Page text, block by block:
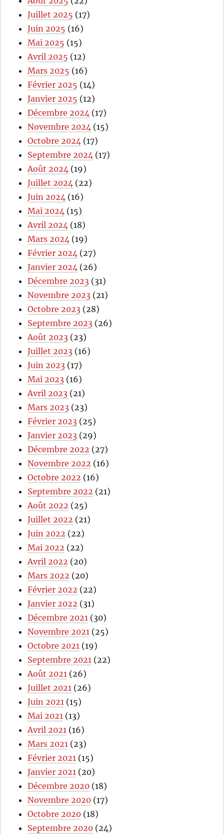
Juillet 2025 (17)
Juin 2025 (16)
Mai 2025 (15)
Avril 2025 (12)
Mars 2025 (16)
Février 2025 (14)
Janvier 2025 (12)
Décembre 2024 (17)
Novembre 2024 (15)
Octobre 2024 (17)
Septembre 2024 (17)
Août 2024 (19)
Juillet 2024 (22)
Juin 2024 (16)
Mai 2024 (15)
Avril 2024 (18)
Mars 2024 (19)
Février 2024 (27)
Janvier 2024 (26)
Décembre 2023 (31)
Novembre 2023 (21)
Octobre 2023 (28)
Septembre 2023 (26)
Août 2023 (23)
Juillet 2023 (16)
Juin 2023 (17)
Mai 2023 (16)
Avril 2023 (21)
Mars 2023 (23)
Février 2023 (25)
Janvier 2023 (29)
Décembre 2022 (27)
Novembre 2022 (16)
Octobre 2022 (16)
Septembre 2022 (21)
Août 2022 (25)
Juillet 2022 (21)
Juin 2022 (22)
Mai 2022 (22)
Avril 2022 (20)
Mars 2022 (20)
Février 2022 (22)
Janvier 2022 (31)
Décembre 2021 (30)
Novembre 2021 (25)
Octobre 2021 (19)
Septembre 2021 (22)
Août 2021 (26)
Juillet 2021 (26)
Juin 2021 (15)
Mai 2021 (13)
Avril 2021 (16)
Mars 2021 (23)
Février 2021 (15)
Janvier 2021 (20)
Décembre 2020 (18)
Novembre 2020 (17)
Octobre 2020 (18)
Septembre 2020 (24)